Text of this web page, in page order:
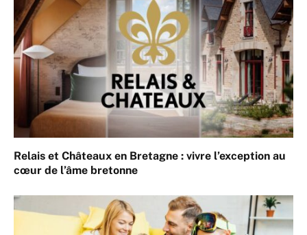
Relais et Châteaux en Bretagne : vivre l’exception au
cœur de l’âme bretonne